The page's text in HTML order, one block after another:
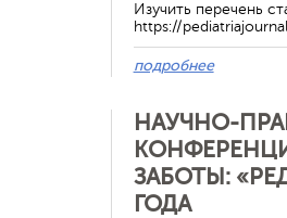
Изучить перечень
https://
подробнее
НАУЧНО-
ЗАБОТЫ:
ГОДА